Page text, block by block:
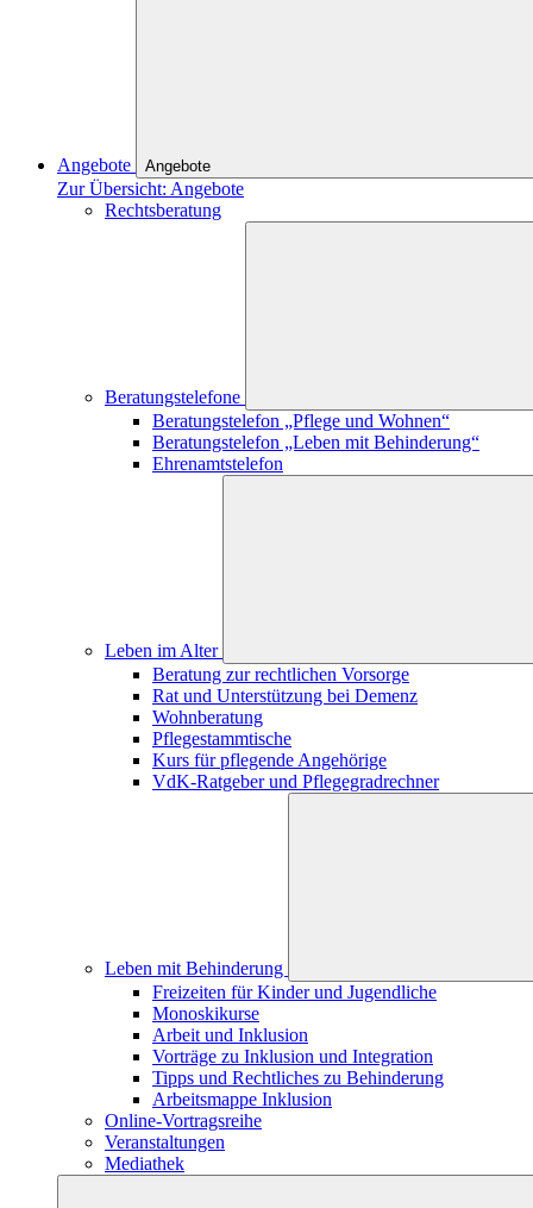
Angebote Angebote
Zur Übersicht: Angebote
Rechtsberatung
Beratungstelefone
Beratungstelefon „Pflege und Wohnen“
Beratungstelefon „Leben mit Behinderung“
Ehrenamtstelefon
Leben im Alter
Beratung zur rechtlichen Vorsorge
Rat und Unterstützung bei Demenz
Wohnberatung
Pflegestammtische
Kurs für pflegende Angehörige
VdK-Ratgeber und Pflegegradrechner
Leben mit Behinderung
Freizeiten für Kinder und Jugendliche
Monoskikurse
Arbeit und Inklusion
Vorträge zu Inklusion und Integration
Tipps und Rechtliches zu Behinderung
Arbeitsmappe Inklusion
Online-Vortragsreihe
Veranstaltungen
Mediathek